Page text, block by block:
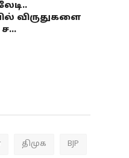
விருதுகளை
திமுக BJP